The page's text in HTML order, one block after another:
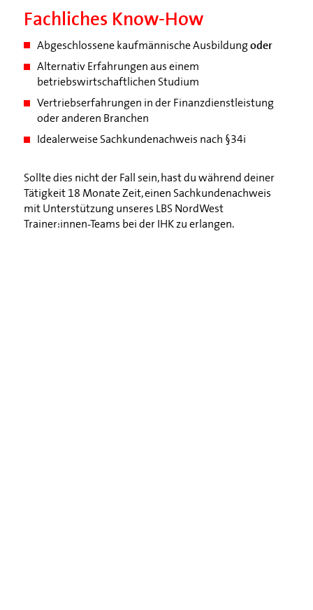
Fachliches Know-How
Abgeschlossene kaufmännische Ausbildungoder
Alternativ Erfahrungen aus einem
betriebswirtschaftlichen Studium
Vertriebserfahrungen in der Finanzdienstleistung
oder anderen Branchen
Idealerweise Sachkundenachweis nach §34i
Sollte dies nicht der Fall sein, hast du während deiner
Tätigkeit 18 Monate Zeit, einen Sachkundenachweis
mit Unterstützung unseres LBS NordWest
Trainer:innen-Teams bei der IHK zu erlangen.